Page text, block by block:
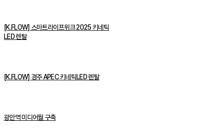
[K.FLOW] 스마트라이프위크 2025 키네틱
LED 렌탈
[K.FLOW] 경주 APEC 키네틱LED 렌탈
광안역 미디어월 구축